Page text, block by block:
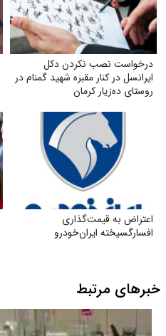
درخواست نصب نکردن دکل
ایرانسل در کنار مقبره شهید گمنام در
روستای ده‌زیار کرمان
اعتراض به قیمت‌گذاری
افسارگسیخته ایران‌خودرو
خبرهای مرتبط